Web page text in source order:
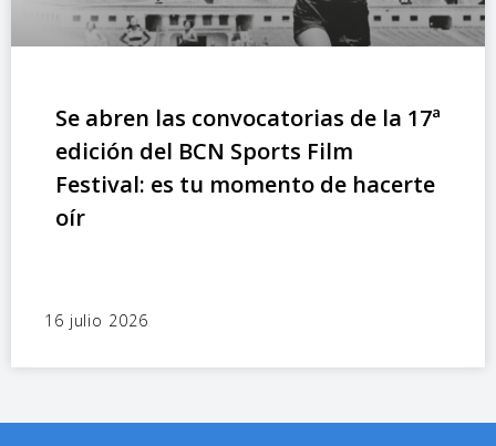
Se abren las convocatorias de la 17ª
edición del BCN Sports Film
Festival: es tu momento de hacerte
oír
16 julio 2026